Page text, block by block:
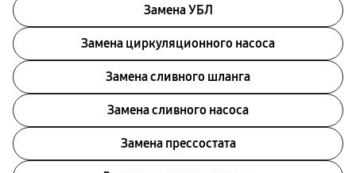
Замена УБЛ
Замена циркуляционного насоса
Замена сливного шланга
Замена сливного насоса
Замена прессостата